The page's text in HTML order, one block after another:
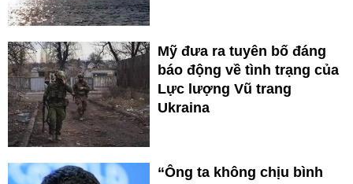
Mỹ đưa ra tuyên bố đáng
báo động về tình trạng của
Lực lượng Vũ trang
Ukraina
“Ông ta không chịu bình